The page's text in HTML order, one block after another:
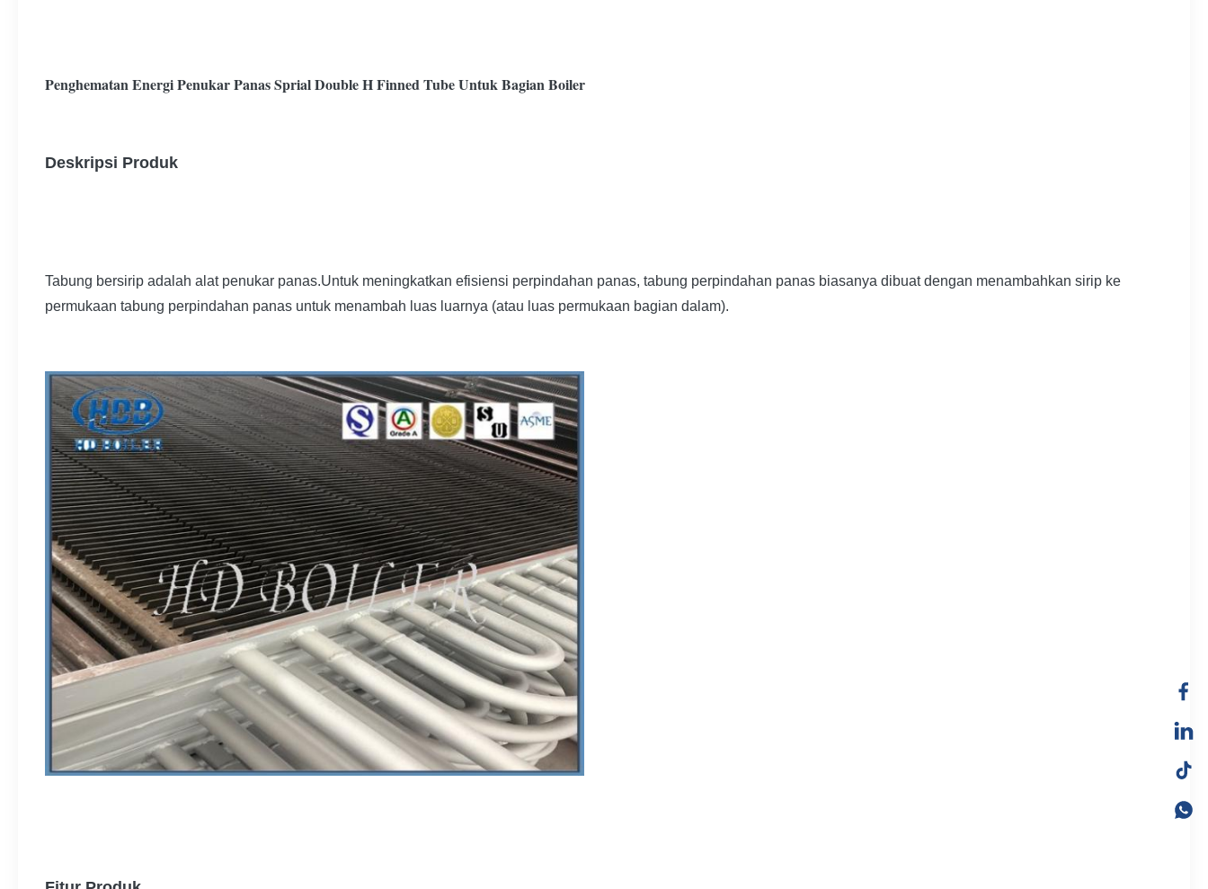
Penghematan Energi Penukar Panas Sprial Double H Finned Tube Untuk Bagian Boiler
Deskripsi Produk
Tabung bersirip adalah alat penukar panas.Untuk meningkatkan efisiensi perpindahan panas, tabung perpindahan panas biasanya dibuat dengan menambahkan sirip ke
permukaan tabung perpindahan panas untuk menambah luas luarnya (atau luas permukaan bagian dalam).